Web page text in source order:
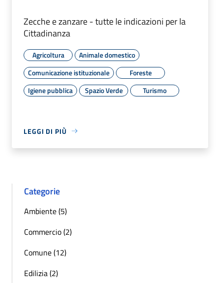
Zecche e zanzare - tutte le indicazioni per la
Cittadinanza
Agricoltura
Animale domestico
Comunicazione istituzionale
Foreste
Igiene pubblica
Spazio Verde Turismo
LEGGI DI PIÙ
Categorie
Ambiente (5)
Commercio (2)
Comune (12)
Edilizia (2)